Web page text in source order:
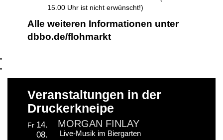
15.00 Uhr ist nicht erwünscht!)
Alle weiteren Informationen unter
dbbo.de/flohmarkt
Veranstaltungen in der
Druckerkneipe
Fr 14.
08.
MORGAN FINLAY
Live-Musik im Biergarten